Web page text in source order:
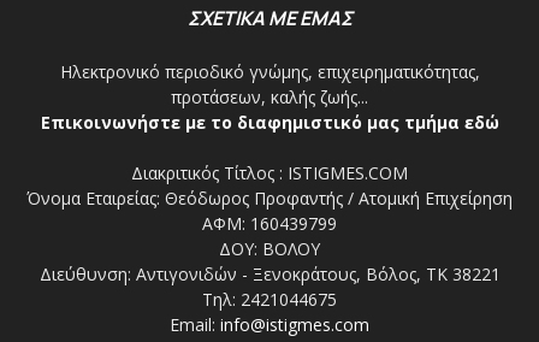
ΣΧΕΤΙΚΑ ΜΕ ΕΜΑΣ
Ηλεκτρονικό περιοδικό γνώμης, επιχειρηματικότητας,
προτάσεων, καλής ζωής...
Επικοινωνήστε με το διαφημιστικό μας τμήμα εδώ
Διακριτικός Τίτλος : ISTIGMES.COM
Όνομα Εταιρείας: Θεόδωρος Προφαντής / Ατομική Επιχείρηση
ΑΦΜ: 160439799
ΔΟΥ: ΒΟΛΟΥ
Διεύθυνση: Αντιγονιδών - Ξενοκράτους, Βόλος, ΤΚ 38221
Τηλ: 2421044675
Email: info@istigmes.com